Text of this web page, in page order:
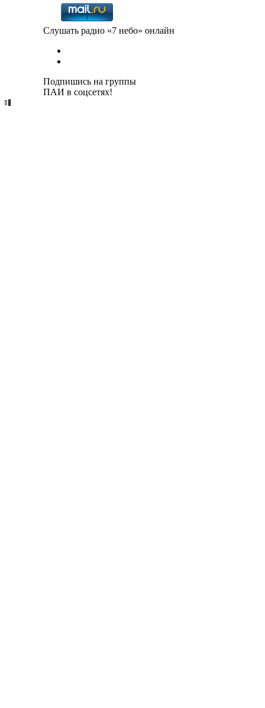
Слушать радио «7 небо» онлайн
Подпишись на группы
ПАИ в соцсетях!